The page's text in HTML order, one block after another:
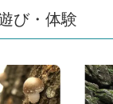
び・体験